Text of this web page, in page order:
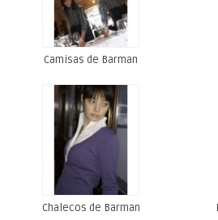
Camisas de Barman
Chalecos de Barman